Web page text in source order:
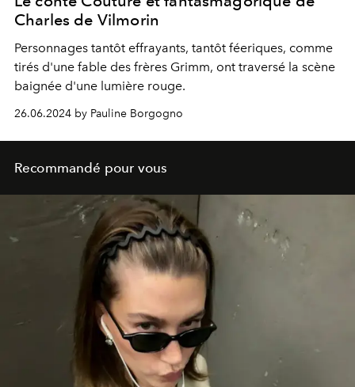
Charles de Vilmorin
Personnages tantôt effrayants, tantôt féeriques, comme
tirés d'une fable des frères Grimm, ont traversé la scène
baignée d'une lumière rouge.
26.06.2024 by Pauline Borgogno
Recommandé pour vous